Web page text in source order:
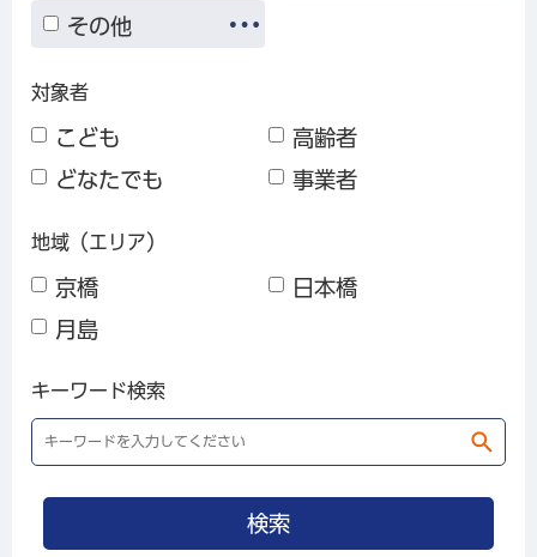
その他
対象者
こども
高齢者
どなたでも
事業者
地域（エリア）
京橋
日本橋
月島
キーワード検索